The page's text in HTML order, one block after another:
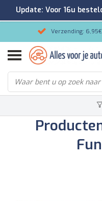
Verzending: 6,95€
Gemakkelijk
9.2/10
Update: Voor 16u